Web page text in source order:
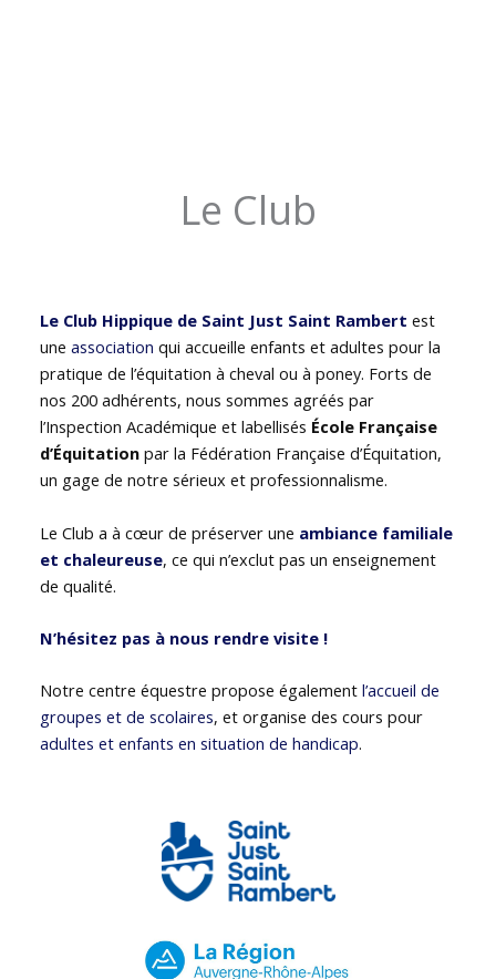
Le Club
Le Club Hippique de Saint Just Saint Rambert est
uneassociation qui accueille enfants et adultes pour la
pratique de l’équitation à cheval ou à poney. Forts de
nos 200 adhérents, nous sommes agréés par
l’Inspection Académique et labellisés École Française
d’Équitation par la Fédération Française d’Équitation,
un gage de notre sérieux et professionnalisme.
Le Club a à cœur de préserver une ambiance familiale
et chaleureuse, ce qui n’exclut pas un enseignement
de qualité.
N’hésitez pas à nous rendre visite !
Notre centre équestre propose égalementl’accueil de
groupes et de scolaires, et organise des cours pour
adultes et enfants en situation de handicap.